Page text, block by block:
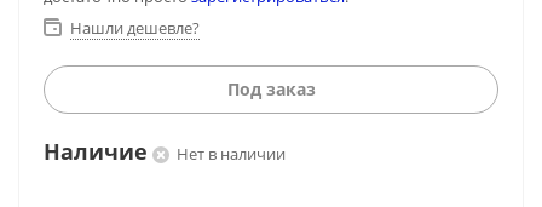
Нашли дешевле?
Под заказ
Наличие Нет в наличии